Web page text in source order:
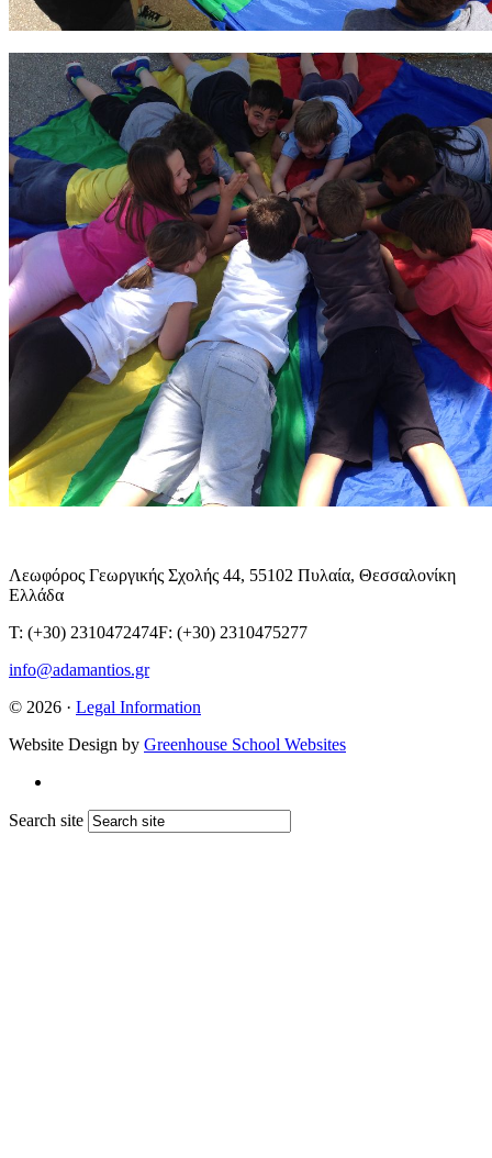
Λεωφόρος Γεωργικής Σχολής 44, 55102 Πυλαία, Θεσσαλονίκη
Ελλάδα
T: (+30) 2310472474F: (+30) 2310475277
info@adamantios.gr
© 2026 · Legal Information
Website Design by Greenhouse School Websites
Search site